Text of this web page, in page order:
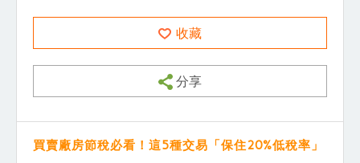
收藏
分享
買賣廠房節稅必看！這5種交易「保住20%低稅率」